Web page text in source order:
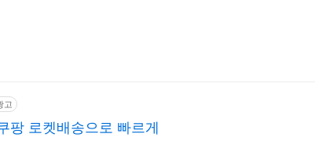
고
팡 로켓배송으로 빠르게